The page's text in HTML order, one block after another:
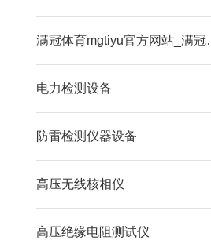
满冠体
电力检测设备
防雷检测仪器设备
高压无线核相仪
高压绝缘电阻测试仪